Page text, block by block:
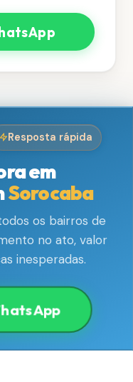
Resposta rápida
em
Sorocaba
os bairros de
no ato, valor
inesperadas.